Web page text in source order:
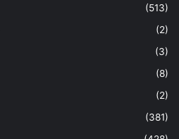
(513)
(2)
(3)
(8)
(2)
(381)